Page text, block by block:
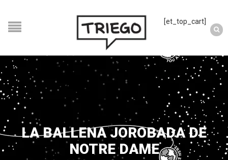
[et_top_cart]
LA BALLENA JOROBADA DE
NOTRE DAME